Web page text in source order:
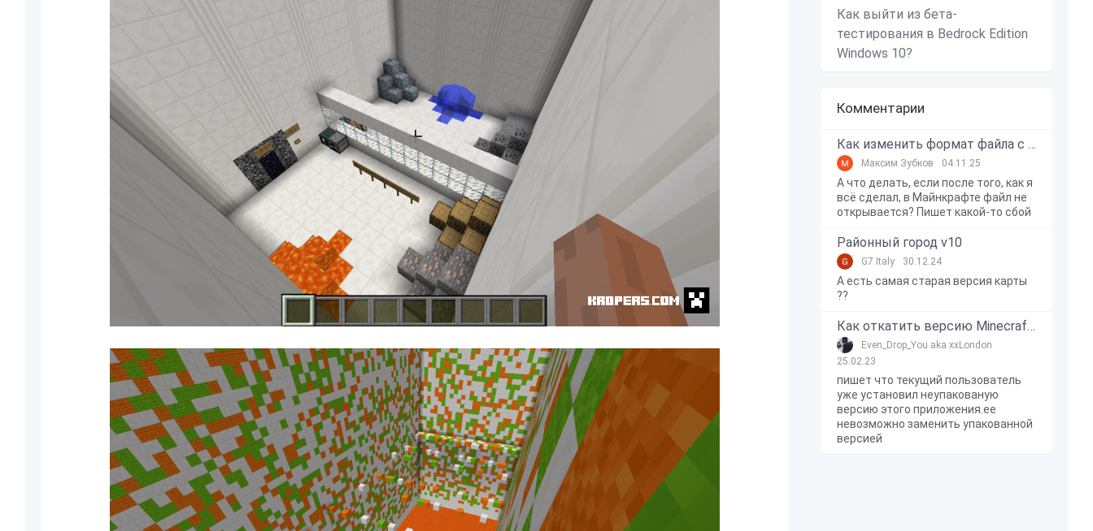
Как выйти из бета-
тестирования в Bedrock Edition
Windows 10?
Комментарии
Как изменить формат файла с zip в mcworld?
Максим Зубков 04.11.25
А что делать, если после того, как я
всё сделал, в Майнкрафте файл не
открывается? Пишет какой-то сбой
Районный город v10
G7 Italy 30.12.24
А есть самая старая версия карты
??
Как откатить версию Minecraft Bedrock Edition на Windows 10?
Even_Drop_You aka xxLondon
25.02.23
пишет что текущий пользователь
уже установил неупакованую
версию этого приложения.ее
невозможно заменить упакованной
версией